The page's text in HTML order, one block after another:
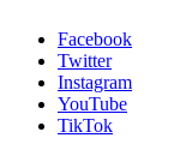
Facebook
Twitter
Instagram
YouTube
TikTok